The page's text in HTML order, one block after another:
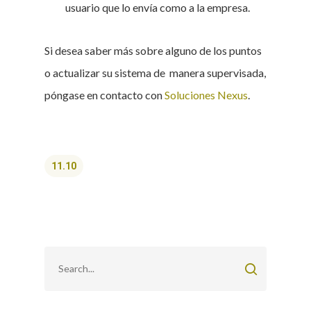
usuario que lo envía como a la empresa.
Si desea saber más sobre alguno de los puntos
o actualizar su sistema de manera supervisada,
póngase en contacto conSoluciones Nexus.
11.10